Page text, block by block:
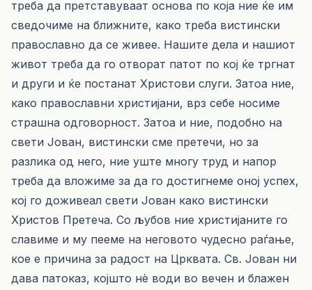
треба да претставуваат основа по која ние ќе им
сведочиме на ближните, како треба вистински
православно да се живее. Нашите дела и нашиот
живот треба да го отворат патот по кој ќе тргнат
и други и ќе постанат Христови слуги. Затоа ние,
како православни христијани, врз себе носиме
страшна одговорност. Затоа и ние, подобно на
свети Јован, вистински сме претечи, но за
разлика од него, ние уште многу труд и напор
треба да вложиме за да го достигнеме оној успех,
кој го доживеал свети Јован како вистински
Христов Претеча. Со љубов ние христијаните го
славиме и му пееме на неговото чудесно раѓање,
кое е причина за радост на Црквата. Св. Јован ни
дава патоказ, којшто нè води во вечен и блажен